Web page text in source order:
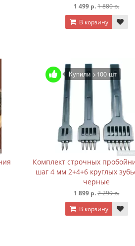
1 499 р. 1 880 р.
В корзину
Купили >100 шт
Комплект строчных
шаг 4 мм 2+4+6 круглых
черные
1 899 р. 2 299 р.
В корзину